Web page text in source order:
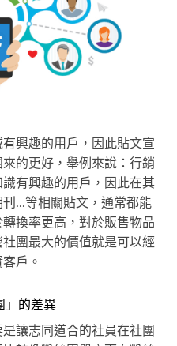
興趣的用戶，因此貼文宣
的更好，舉例來說：行銷
有興趣的用戶，因此在其
...等相關貼文，通常都能
換率更高，對於販售物品
團最大的價值就是可以經
戶。
」的差異
讓志同道合的社員在社團